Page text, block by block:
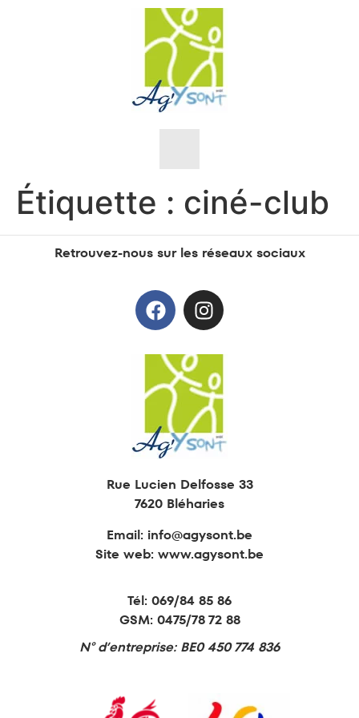
Nos valeurs
Retraite active
Étiquette : ciné-club
Retrouvez-nous sur les réseaux sociaux
Rue Lucien Delfosse 33
7620 Bléharies
Email: info@agysont.be
Site web: www.agysont.be
Tél: 069/84 85 86
GSM: 0475/78 72 88
N° d’entreprise: BE0 450 774 836